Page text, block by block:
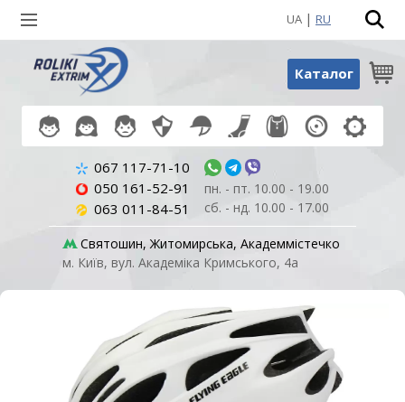
UA | RU
Каталог
067 117-71-10
050 161-52-91
063 011-84-51
пн. - пт. 10.00 - 19.00
сб. - нд. 10.00 - 17.00
Святошин, Житомирська, Академмістечко
м. Київ, вул. Академіка Кримського, 4а